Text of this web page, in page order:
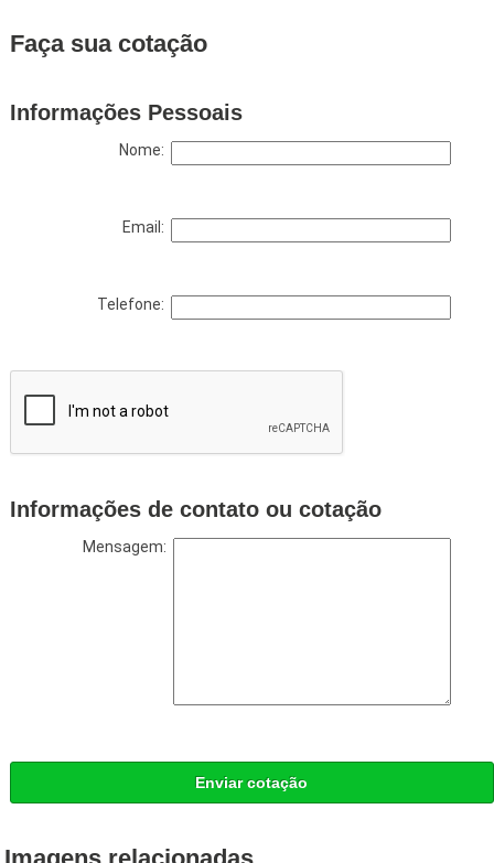
Faça sua cotação
Informações Pessoais
Nome:
Email:
Telefone:
Informações de contato ou cotação
Mensagem:
Enviar cotação